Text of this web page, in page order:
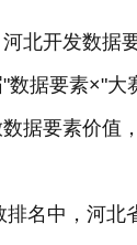
北开发数据
数据要素×"
据要素价值
名中，河北